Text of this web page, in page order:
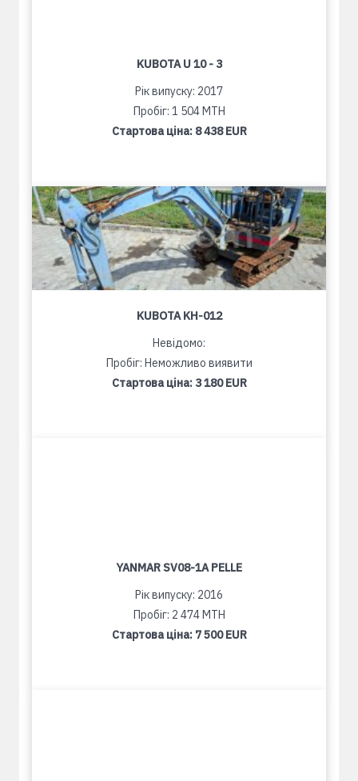
KUBOTA U 10 - 3
Рік випуску: 2017
Пробіг: 1 504 MTH
Стартова ціна: 8 438 EUR
KUBOTA KH-012
Невідомо:
Пробіг: Неможливо виявити
Стартова ціна: 3 180 EUR
YANMAR SV08-1A PELLE
Рік випуску: 2016
Пробіг: 2 474 MTH
Стартова ціна: 7 500 EUR